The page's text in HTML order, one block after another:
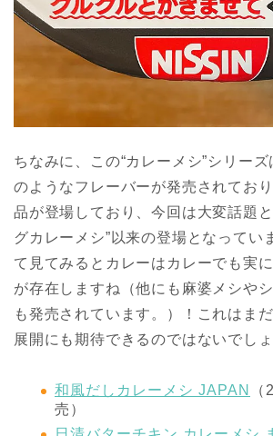
ちなみに、この“カレーメシ”シリー
のようなフレーバーが発売されてお
品が登場しており、今回は大変話題
グカレーメシ”以来の登場となってい
て見てみるとカレーはカレーでも実
が存在しますね（他にも麻婆メシや
も発売されています。）！これはま
展開にも期待できるのではないでし
和風だしカレーメシ JAPAN
売）